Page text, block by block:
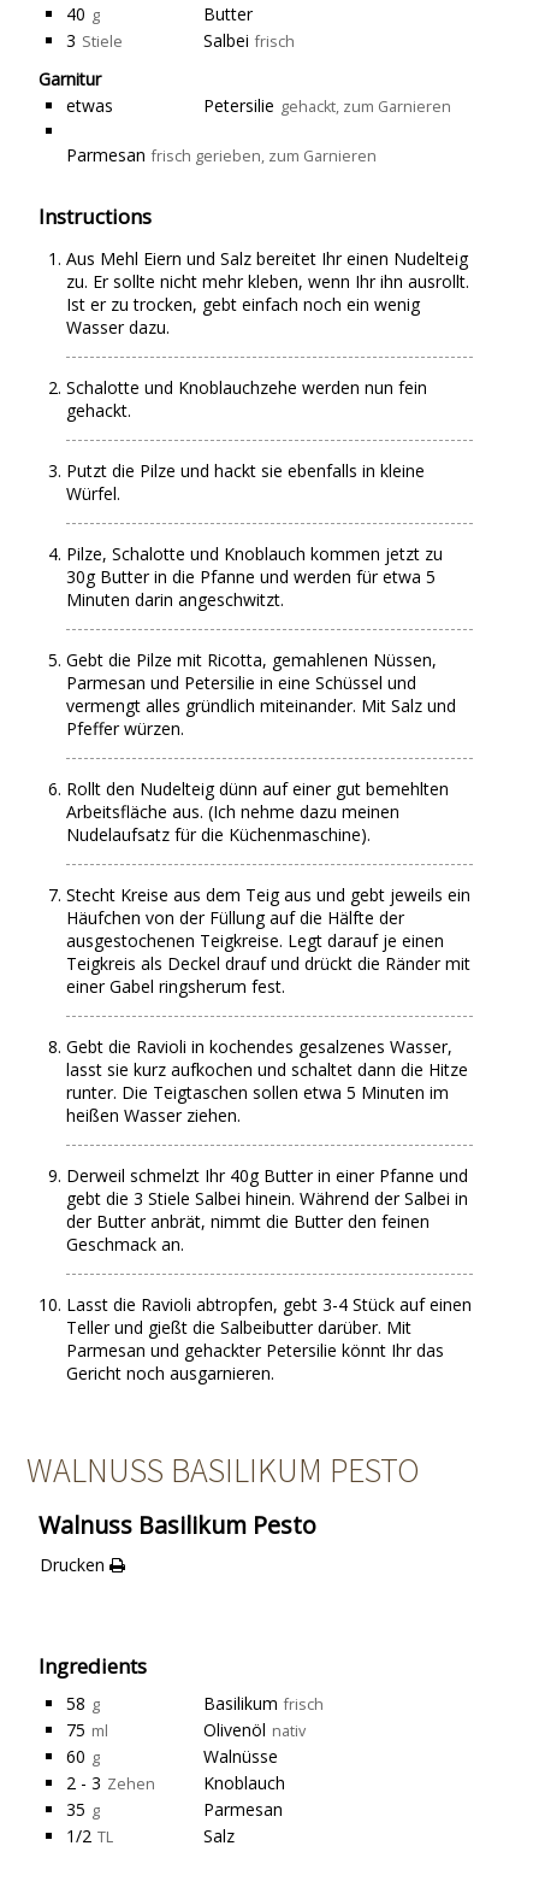
40 g
Butter
3 Stiele Salbei frisch
Garnitur
etwas
Petersilie gehackt, zum Garnieren
Parmesan frisch gerieben, zum Garnieren
Instructions
Aus Mehl Eiern und Salz bereitet Ihr einen Nudelteig
zu. Er sollte nicht mehr kleben, wenn Ihr ihn ausrollt.
Ist er zu trocken, gebt einfach noch ein wenig
Wasser dazu.
Schalotte und Knoblauchzehe werden nun fein
gehackt.
Putzt die Pilze und hackt sie ebenfalls in kleine
Würfel.
Pilze, Schalotte und Knoblauch kommen jetzt zu
30g Butter in die Pfanne und werden für etwa 5
Minuten darin angeschwitzt.
Gebt die Pilze mit Ricotta, gemahlenen Nüssen,
Parmesan und Petersilie in eine Schüssel und
vermengt alles gründlich miteinander. Mit Salz und
Pfeffer würzen.
Rollt den Nudelteig dünn auf einer gut bemehlten
Arbeitsfläche aus. (Ich nehme dazu meinen
Nudelaufsatz für die Küchenmaschine).
Stecht Kreise aus dem Teig aus und gebt jeweils ein
Häufchen von der Füllung auf die Hälfte der
ausgestochenen Teigkreise. Legt darauf je einen
Teigkreis als Deckel drauf und drückt die Ränder mit
einer Gabel ringsherum fest.
Gebt die Ravioli in kochendes gesalzenes Wasser,
lasst sie kurz aufkochen und schaltet dann die Hitze
runter. Die Teigtaschen sollen etwa 5 Minuten im
heißen Wasser ziehen.
Derweil schmelzt Ihr 40g Butter in einer Pfanne und
gebt die 3 Stiele Salbei hinein. Während der Salbei in
der Butter anbrät, nimmt die Butter den feinen
Geschmack an.
Lasst die Ravioli abtropfen, gebt 3-4 Stück auf einen
Teller und gießt die Salbeibutter darüber. Mit
Parmesan und gehackter Petersilie könnt Ihr das
Gericht noch ausgarnieren.
WALNUSS BASILIKUM PESTO
Walnuss Basilikum Pesto
Drucken
Ingredients
58 g Basilikum frisch
75 ml Olivenöl nativ
60 g
Walnüsse
2 - 3 Zehen
Knoblauch
35 g
Parmesan
1/2 TL Salz